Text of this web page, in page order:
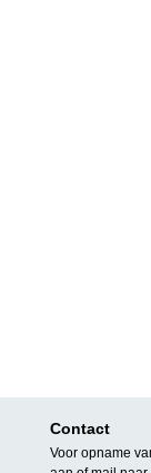
Contact
Voor opname